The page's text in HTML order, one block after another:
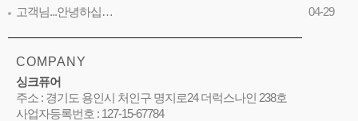
고객님...안녕하십…
04-29
COMPANY
싱크퓨어
주소 : 경기도 용인시 처인구 명지로24 더럭스나인 238호
사업자등록번호 : 127-15-67784